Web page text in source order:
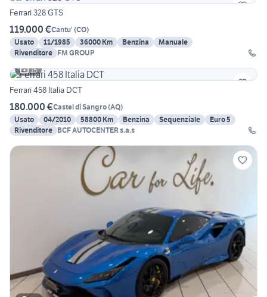
Ferrari 328 GTS
119.000 €Cantu' (CO)
Usato
11/1985 36000 Km Benzina
Manuale
Rivenditore FM GROUP
15
Ferrari 458 Italia DCT
180.000 €Castel di Sangro(AQ)
Usato
04/2010 58800 Km Benzina Sequenziale
Euro 5
Rivenditore BCF AUTOCENTER s.a.s